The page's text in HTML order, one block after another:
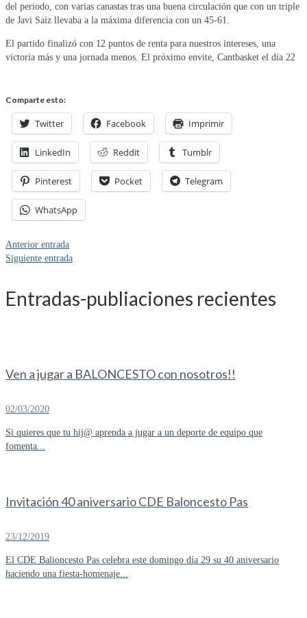
del periodo, con varias canastas tras una buena circulación que con un triple
de Javi Saiz llevaba a la máxima diferencia con un 45-61.
El partido finalizó con 12 puntos de renta para nuestros intereses, una
victoria más y una jornada menos. El próximo envite, Cantbasket el día 22
Comparte esto:
Twitter Facebook Imprimir
LinkedIn Reddit Tumblr
Pinterest Pocket Telegram
WhatsApp
Anterior entrada
Siguiente entrada
Entradas-publiaciones recientes
Ven a jugar a BALONCESTO con nosotros!!
02/03/2020
Si quieres que tu hij@ aprenda a jugar a un deporte de equipo que
fomenta...
Invitación 40 aniversario CDE Baloncesto Pas
23/12/2019
El CDE Balioncesto Pas celebra este domingo día 29 su 40 aniversario
haciendo una fiesta-homenaje...